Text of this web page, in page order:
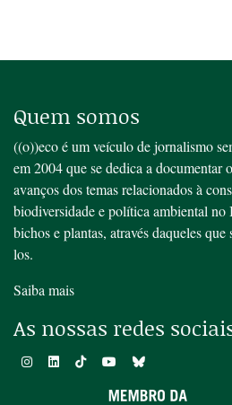
Quem somos
((o))eco é um veículo de jornalismo
em 2004 que se dedica a documentar
avanços dos temas relacionados à
biodiversidade e política ambiental no
bichos e plantas, através daqueles
los.
Saiba mais
As nossas redes